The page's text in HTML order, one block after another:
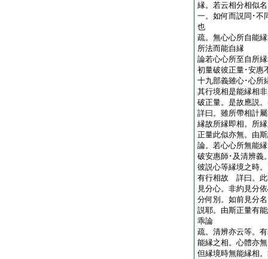
縁。若云相分相似
一。如何而説同･不
也
疏。無心心所自能
所法而能自縁
論若心心所至自所
初量破彼正量･安惠
十九部義雖心･心所
其行境相是能縁相
破正量。是故應説
詳曰。雖所帶相計
縁故所縁即相。所
正量此似亦無。由
論。若心心所無能
破安惠師･及清辨義
彼説心等縁境之時
有行相故 詳曰。此
見分心。非約見分
分何別。如前見分
説耶。由斯正量有
乖論
疏。清辨亦云等。
能縁之相。心體亦
但縁境時無能縁相